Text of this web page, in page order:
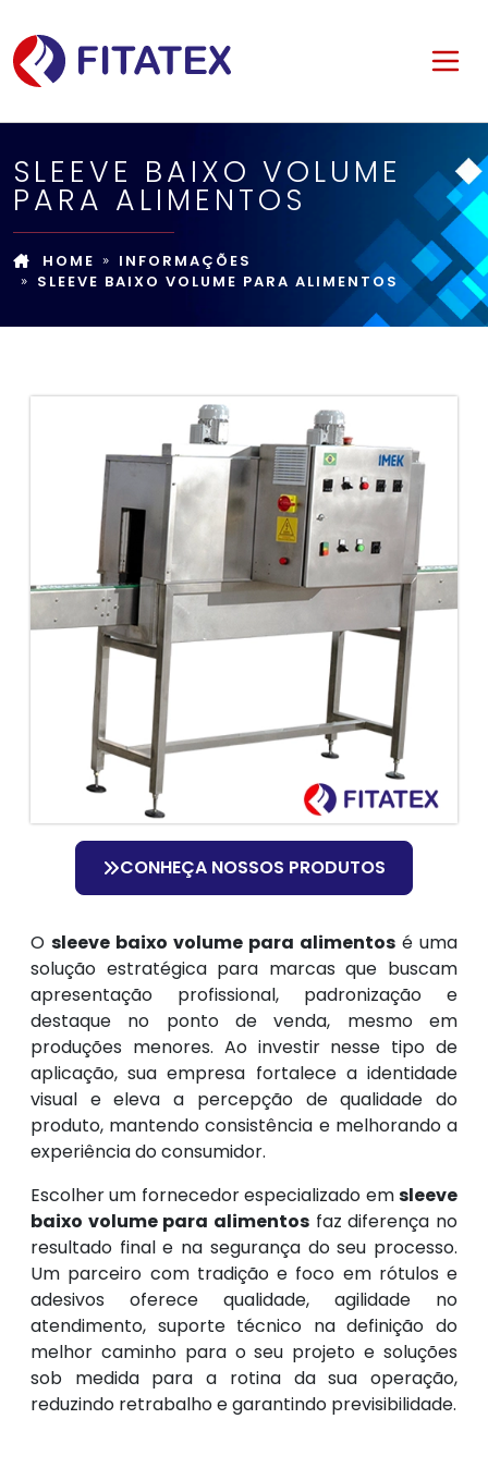
SLEEVE BAIXO VOLUME
PARA ALIMENTOS
HOME
INFORMAÇÕES
SLEEVE BAIXO VOLUME PARA ALIMENTOS
O sleeve baixo volume para alimentos é uma
solução estratégica para marcas que buscam
apresentação profissional, padronização e
destaque no ponto de venda, mesmo em
produções menores. Ao investir nesse tipo de
aplicação, sua empresa fortalece a identidade
visual e eleva a percepção de qualidade do
produto, mantendo consistência e melhorando a
experiência do consumidor.
Escolher um fornecedor especializado emsleeve
baixo volume para alimentos faz diferença no
resultado final e na segurança do seu processo.
Um parceiro com tradição e foco em rótulos e
adesivos oferece qualidade, agilidade no
atendimento, suporte técnico na definição do
melhor caminho para o seu projeto e soluções
sob medida para a rotina da sua operação,
reduzindo retrabalho e garantindo previsibilidade.
CONHEÇA NOSSOS PRODUTOS